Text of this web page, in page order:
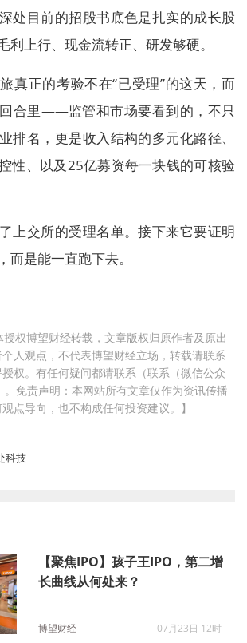
处目前的招股书底色是扎实的成长股
上行、现金流转正、研发够硬。
真正的考验不在“已受理”的这天，而
合里——监管和市场要看到的，不只
排名，更是收入结构的多元化路径、
性、以及25亿募资每一块钱的可核验
上交所的受理名单。接下来它要证明
而是能一直跑下去。
授权博望财经转载，文章版权归原作者及原出
人观点，不代表博望财经立场，转载请联系
权。有任何疑问都请联系（联系（微信公众
免责声明：本网站所有文章仅作为资讯传播
点导向，也不构成任何投资建议。】
科技
【聚焦IPO】孩子王IPO，第二增
长曲线从何处来？
博望财经 07月23日 12时